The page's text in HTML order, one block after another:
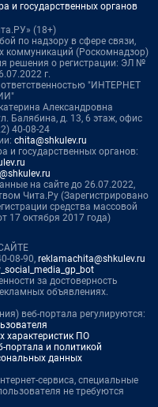
и государственных органов
(18+)
по надзору в сфере связи,
коммуникаций (Роскомнадзор)
решения о регистрации: ЭЛ №
г.
"ИНТЕРНЕТ
Александровна
Балябина, д. 13, 6 этаж, офис
40-08-24
chita@shkulev.ru
и государственных органов:
на сайте до 26.07.2022,
Чита.Ру (Зарегистрировано
средства массовой
октября 2017 года)
08-90, reklamachita@shkulev.ru
за достоверность
объявлениях.
веб-портала регулируются:
характеристик ПО
портала и политикой
данных
сервиса, специальные
не требуются